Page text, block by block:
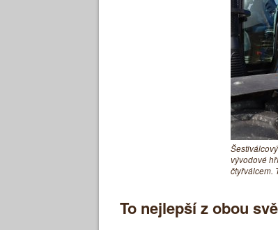
vývodové
čtyřválcem.
To nejlepší z obou